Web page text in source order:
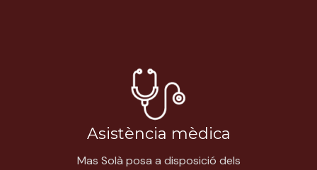
Asistència mèdica
Mas Solà posa a disposició dels